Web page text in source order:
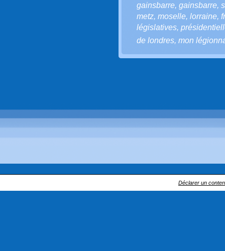
gainsbarre, gainsbarre,
metz, moselle, lorraine,
législatives,
de londres, mon
Déclarer un